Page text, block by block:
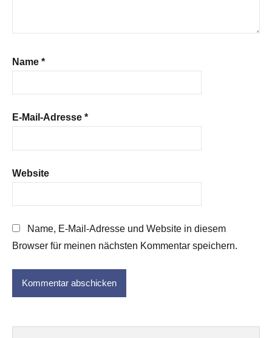
Name *
E-Mail-Adresse *
Website
Name, E-Mail-Adresse und Website in diesem
Browser für meinen nächsten Kommentar speichern.